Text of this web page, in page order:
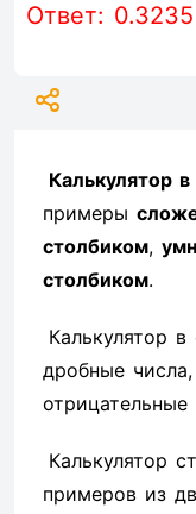
Ответ:
Калькулятор
примеры
столбиком,
столбиком.
Калькулятор
дробные
отрицательные
Калькулятор
примеров из